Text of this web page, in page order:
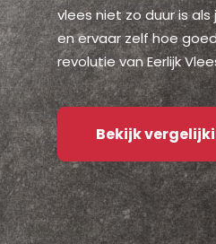
vlees niet zo duur is
en ervaar zelf hoe
revolutie van Eerlijk
Bekijk